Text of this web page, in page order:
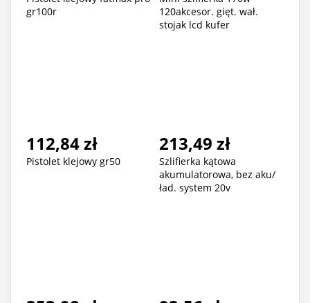
gr100r
120akcesor. gięt. wał.
stojak lcd kufer
112,84 zł
Pistolet klejowy gr50
213,49 zł
Szlifierka kątowa
akumulatorowa, bez aku/
ład. system 20v